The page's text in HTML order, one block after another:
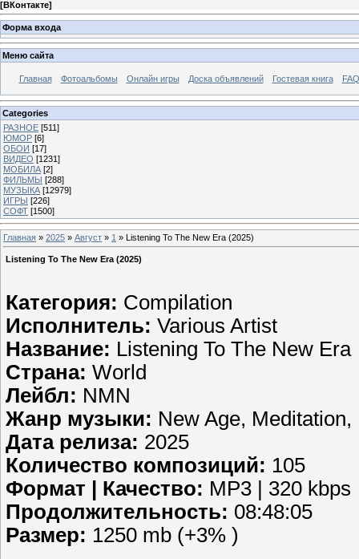
[ВКонтакте]
Форма входа
Меню сайта
Главная Фотоальбомы Онлайн игры Доска объявлений Гостевая книга
Categories
РАЗНОЕ [511]
ЮМОР [6]
ОБОИ [17]
ВИДЕО [1231]
МОБИЛА [2]
ФИЛЬМЫ [288]
МУЗЫКА [12979]
ИГРЫ [226]
СОФТ [1500]
Главная » 2025 » Август » 1 » Listening To The New Era (2025)
Listening To The New Era (2025)
Категория: Compilation
Исполнитель: Various Artist
Название: Listening To The New Era
Страна: World
Лейбл: NMN
Жанр музыки: New Age, Meditation,
Дата релиза: 2025
Количество композиций: 105
Формат | Качество: MP3 | 320 kbps
Продолжительность: 08:48:05
Размер: 1250 mb (+3% )